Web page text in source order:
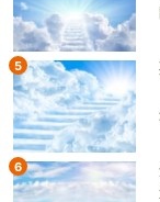
5
6